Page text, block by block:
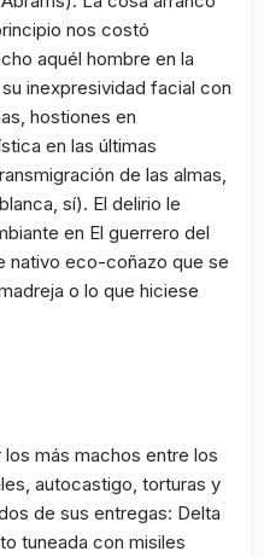
nos costó
aquél hombre en la
inexpresividad facial con
hostiones en
en las últimas
de las almas,
sí). El delirio le
en El guerrero del
nativo eco-coñazo que se
o lo que hiciese
más machos entre los
autocastigo, torturas y
de sus entregas: Delta
tuneada con misiles